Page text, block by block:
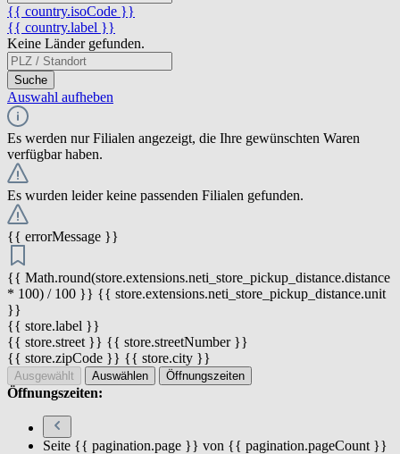
{{ country.isoCode }}
{{ country.label }}
Keine Länder gefunden.
Suche
Auswahl aufheben
Es werden nur Filialen angezeigt, die Ihre gewünschten Waren
verfügbar haben.
Es wurden leider keine passenden Filialen gefunden.
{{ errorMessage }}
{{ Math.round(store.extensions.neti_store_pickup_distance.distance
* 100) / 100 }} {{ store.extensions.neti_store_pickup_distance.unit
}}
{{ store.label }}
{{ store.street }} {{ store.streetNumber }}
{{ store.zipCode }} {{ store.city }}
Ausgewählt Auswählen Öffnungszeiten
Öffnungszeiten:
Seite {{ pagination.page }} von {{ pagination.pageCount }}